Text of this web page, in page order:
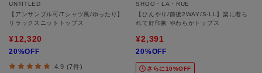
UNTITLED
【アンサンブル可/Tシャツ風/ゆったり】
リラックスニットトップス
¥12,320
20%OFF
4.9 (7件)
SHOO・LA・RUE
【ひんやり/前後2WAY/S-LL】楽に着ら
れて好印象 やわらかトップス
¥2,391
20%OFF
さらに10%OFF